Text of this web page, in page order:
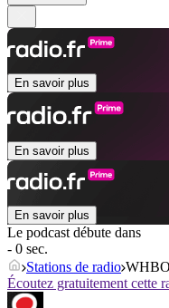
En savoir plus
En savoir plus
En savoir plus
Le podcast débute dans
- 0 sec.
Stations de radio
Écoutez gratuitement cette